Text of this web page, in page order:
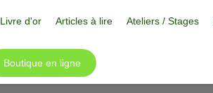
Livre d'or Articles à lire Ateliers / Stages
Boutique en ligne